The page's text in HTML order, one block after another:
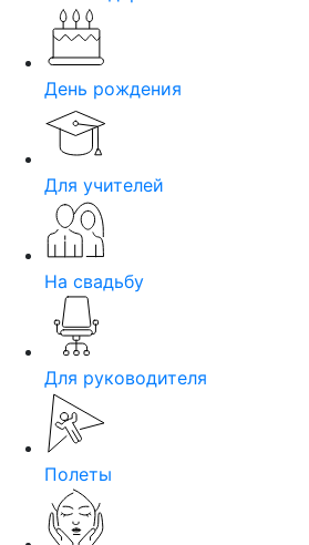
День рождения
Для учителей
На свадьбу
Для руководителя
Полеты